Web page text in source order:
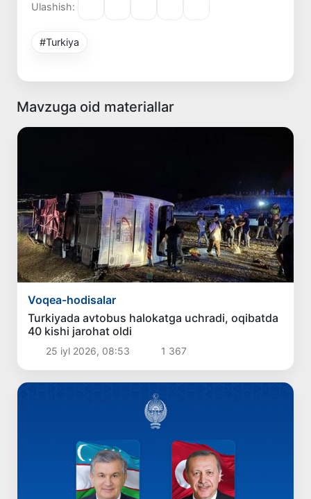
Ulashish:
#Turkiya
Mavzuga oid materiallar
Voqea-hodisalar
Turkiyada avtobus halokatga uchradi, oqibatda
40 kishi jarohat oldi
25 iyl 2026, 08:53 1 367